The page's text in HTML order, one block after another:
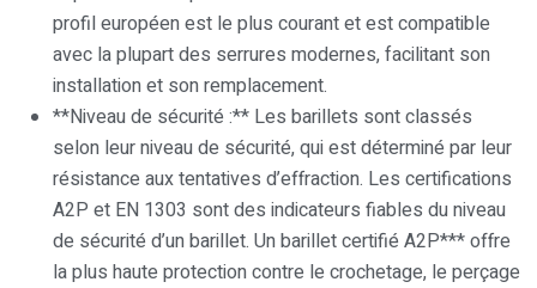
profil européen est le plus courant et est compatible
avec la plupart des serrures modernes, facilitant son
installation et son remplacement.
**Niveau de sécurité :** Les barillets sont classés
selon leur niveau de sécurité, qui est déterminé par leur
résistance aux tentatives d’effraction. Les certifications
A2P et EN 1303 sont des indicateurs fiables du niveau
de sécurité d’un barillet. Un barillet certifié A2P*** offre
la plus haute protection contre le crochetage, le perçage